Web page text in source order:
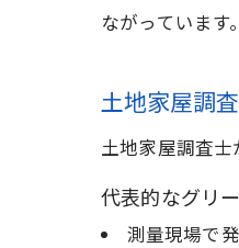
ながっています。
土地家屋調
土地家屋調査士
代表的なグリ
測量現場で